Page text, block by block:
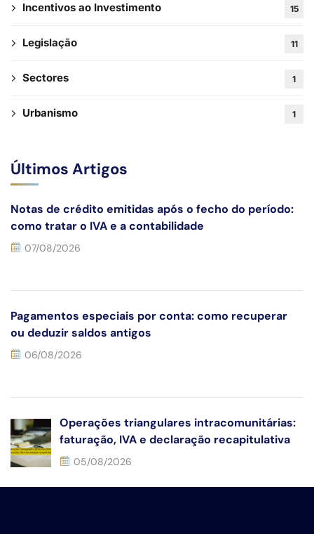
Incentivos ao Investimento 15
Legislação 11
Sectores 1
Urbanismo 1
Últimos Artigos
Notas de crédito emitidas após o fecho do período:
como tratar o IVA e a contabilidade
07/08/2026
Pagamentos especiais por conta: como recuperar
ou deduzir saldos antigos
06/08/2026
Operações triangulares intracomunitárias:
faturação, IVA e declaração recapitulativa
05/08/2026